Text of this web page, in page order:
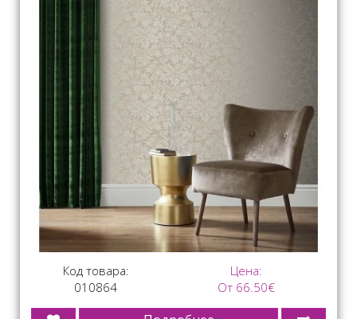
Код товара:
010864
Цена:
От 66.50€